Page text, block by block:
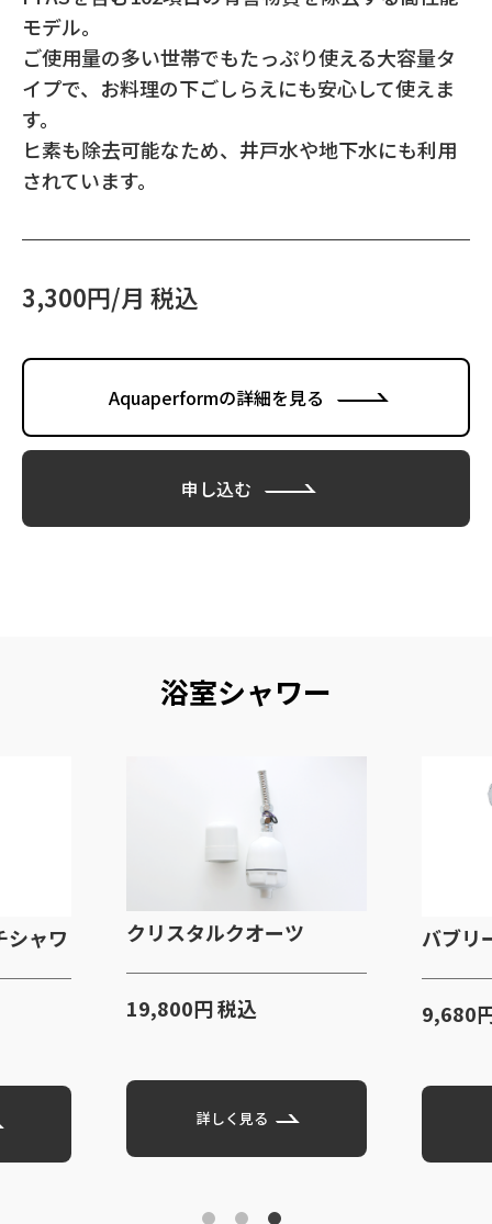
モデル。
ご使用量の多い世帯でもたっぷり使える大容量タ
イプで、お料理の下ごしらえにも安心して使えま
す。
ヒ素も除去可能なため、井戸水や地下水にも利用
されています。
3,300円/月 税込
Aquaperformの詳細を見る
申し込む
浴室シャワー
クオーツ バブリーミスティー
9,680円 税込
詳しく見る